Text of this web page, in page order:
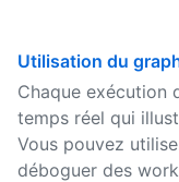
Utilisation du
Chaque exécution
temps réel qui
Vous pouvez
déboguer des